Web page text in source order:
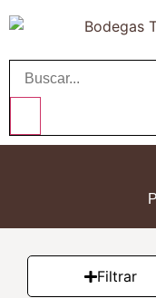
Filtrar